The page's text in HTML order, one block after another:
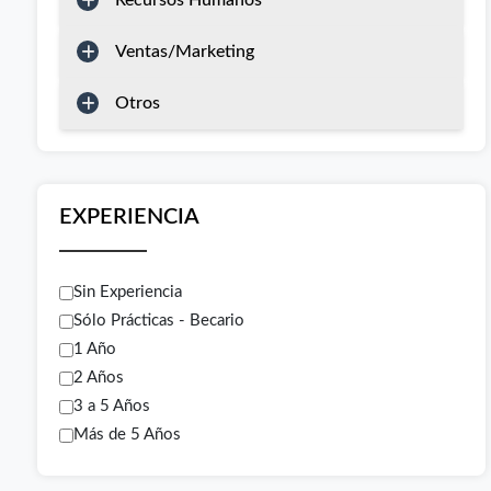
Ventas/Marketing
Otros
EXPERIENCIA
Sin Experiencia
Sólo Prácticas - Becario
1 Año
2 Años
3 a 5 Años
Más de 5 Años